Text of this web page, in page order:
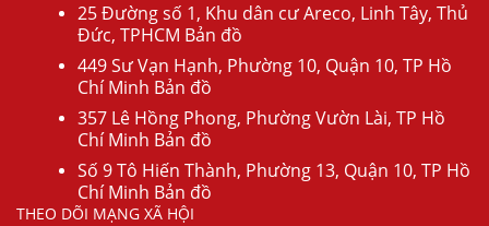
25 Đường số 1, Khu dân cư Areco, Linh Tây, Thủ
Đức, TPHCM Bản đồ
449 Sư Vạn Hạnh, Phường 10, Quận 10, TP Hồ
Chí Minh Bản đồ
357 Lê Hồng Phong, Phường Vườn Lài, TP Hồ
Chí Minh Bản đồ
Số 9 Tô Hiến Thành, Phường 13, Quận 10, TP Hồ
Chí Minh Bản đồ
THEO DÕI MẠNG XÃ HỘI